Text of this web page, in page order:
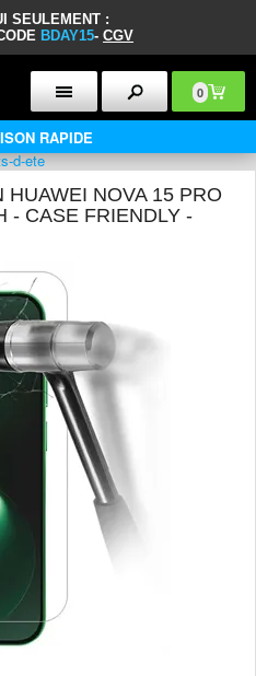
SEULEMENT :
BDAY15- CGV
0
RAPIDE
NOVA 15 PRO
- CASE FRIENDLY -